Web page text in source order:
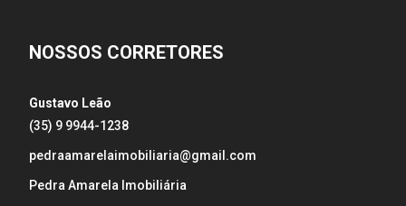
NOSSOS CORRETORES
Gustavo Leão
(35) 9 9944-1238
pedraamarelaimobiliaria@gmail.com
Pedra Amarela Imobiliária